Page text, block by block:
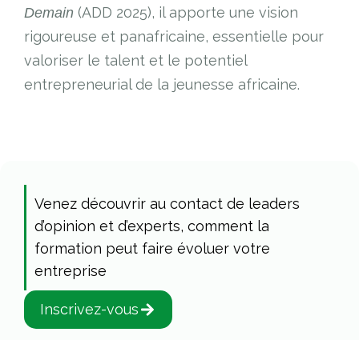
Demain (ADD 2025), il apporte une vision
rigoureuse et panafricaine, essentielle pour
valoriser le talent et le potentiel
entrepreneurial de la jeunesse africaine.
Venez découvrir au contact de leaders
d’opinion et d’experts, comment la
formation peut faire évoluer votre
entreprise
Inscrivez-vous